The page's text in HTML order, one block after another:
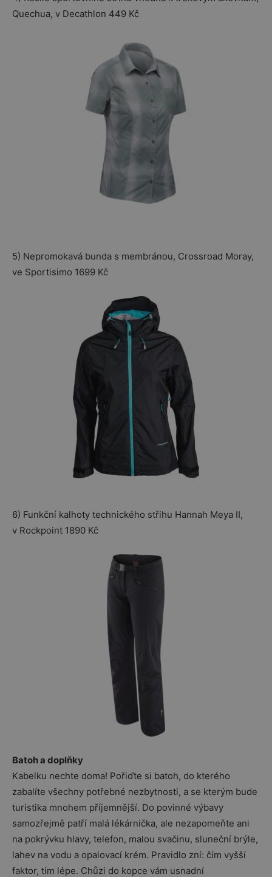
Quechua, v Decathlon 449 Kč
5) Nepromokavá bunda s membránou, Crossroad Moray,
ve Sportisimo 1699 Kč
6) Funkční kalhoty technického střihu Hannah Meya II,
v Rockpoint 1890 Kč
Batoh a doplňky
Kabelku nechte doma! Pořiďte si batoh, do kterého
zabalíte všechny potřebné nezbytnosti, a se kterým bude
turistika mnohem příjemnější. Do povinné výbavy
samozřejmě patří malá lékárnička, ale nezapomeňte ani
na pokrývku hlavy, telefon, malou svačinu, sluneční brýle,
lahev na vodu a opalovací krém. Pravidlo zní: čím vyšší
faktor, tím lépe. Chůzi do kopce vám usnadní